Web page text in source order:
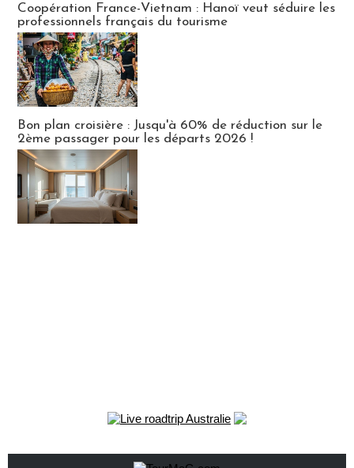
Coopération France-Vietnam : Hanoï veut séduire les
professionnels français du tourisme
Bon plan croisière : Jusqu'à 60% de réduction sur le
2ème passager pour les départs 2026 !